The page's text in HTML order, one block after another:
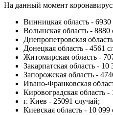
На данный момент
Винницкая область - 6930
Волынская область - 8880
Днепропетровская
Донецкая область - 4561
Житомирская область -
Закарпатская область - 10
Запорожская область -
Ивано-Франковская
Кировоградская область -
г. Киев - 25091 случай;
Киевская область - 10 099